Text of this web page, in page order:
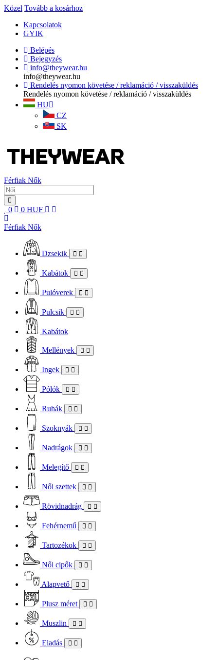
Közel Tovább a kosárhoz
Kapcsolatok
GYIK
Belépés
Bejegyzés
info@theywear.hu
info@theywear.hu
Rendelés nyomon követése / reklamáció / visszaküldés
Rendelés nyomon követése / reklamáció / visszaküldés
HU
CZ
SK
Férfiak Nők
0 0 HUF
Férfiak Nők
Dzsekik
Kabátok
Pulóverek
Pulcsik
Kabátok
Mellények
Ingek
Pólók
Ruhák
Szoknyák
Nadrágok
Melegítő
Női szettek
Rövidnadrág
Fehérnemű
Tartozékok
Női cipők
Alapvető
Plusz méret
Muszlin
Eladás